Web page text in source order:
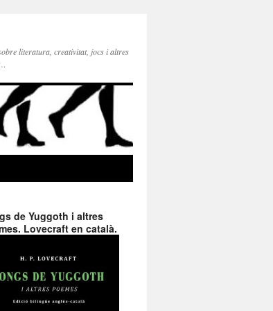
literatura, creativitat, jocs i altres
de Yuggoth i altres
Lovecraft en català.